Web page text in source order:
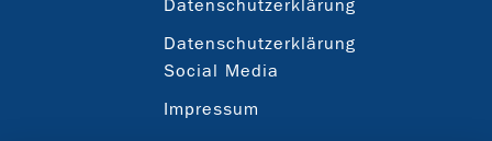
Datenschutzerklärung
Datenschutzerklärung
Social Media
Impressum